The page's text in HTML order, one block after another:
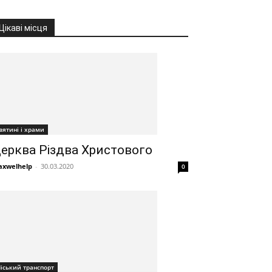
Цікаві місця
і храми
Різдва Христового
- 30.03.2020 0
транспорт